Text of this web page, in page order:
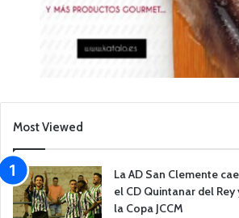
Most Viewed
La AD San Clemente
el CD Quintanar del
la Copa JCCM